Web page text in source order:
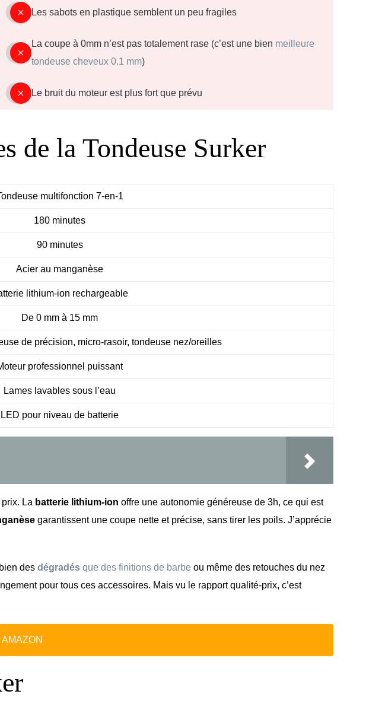
Les sabots en plastique semblent un peu fragiles
La coupe à 0mm n’est pas totalement rase (c’est une bien meilleure
tondeuse cheveux 0.1 mm)
Le bruit du moteur est plus fort que prévu
de la Tondeuse Surker
multifonction 7-en-1
180 minutes
90 minutes
Acier au manganèse
lithium-ion rechargeable
De 0 mm à 15 mm
de précision, micro-rasoir, tondeuse nez/oreilles
professionnel puissant
Lames lavables sous l’eau
LED pour niveau de batterie
La batterie lithium-ion offre une autonomie généreuse de 3h, ce qui est
garantissent une coupe nette et précise, sans tirer les poils. J’apprécie
des dégradés que des finitions de barbe ou même des retouches du nez
pour tous ces accessoires. Mais vu le rapport qualité-prix, c’est